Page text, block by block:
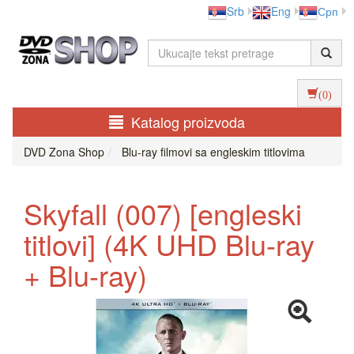
Srb Eng Срп
(0)
Katalog proizvoda
DVD Zona Shop Blu-ray filmovi sa engleskim titlovima
Skyfall (007) [engleski
titlovi] (4K UHD Blu-ray
+ Blu-ray)